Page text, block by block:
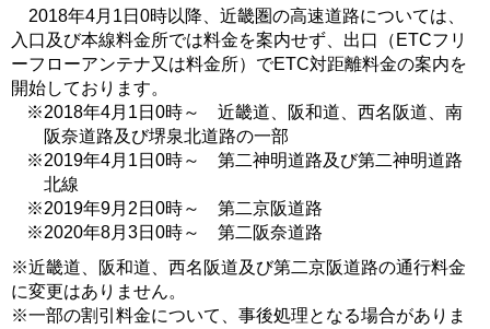
2018年4月1日0時以降、近畿圏の高速道路については、
入口及び本線料金所では料金を案内せず、出口（ETCフリ
ーフローアンテナ又は料金所）でETC対距離料金の案内を
開始しております。
※2018年4月1日0時～ 近畿道、阪和道、西名阪道、南
阪奈道路及び堺泉北道路の一部
※2019年4月1日0時～ 第二神明道路及び第二神明道路
北線
※2019年9月2日0時～ 第二京阪道路
※2020年8月3日0時～ 第二阪奈道路
※近畿道、阪和道、西名阪道及び第二京阪道路の通行料金
に変更はありません。
※一部の割引料金について、事後処理となる場合がありま